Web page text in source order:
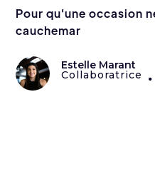
Pour qu'une occasion
cauchemar
Estelle Marant
Collaboratrice •